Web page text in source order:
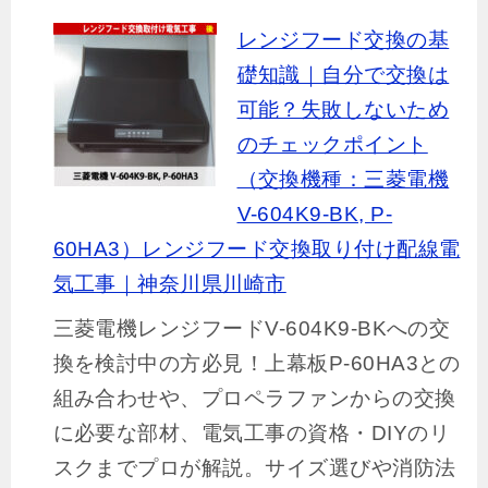
換
気
扇
か
ら
が
し
た
ら
要
注
意！
【川
崎
原
区】
カ
ラ
ス
タ
ン
ダ
ー
レンジフード交換の基
礎知識｜自分で交換は
可能？失敗しないため
のチェックポイント
（交換機種：三菱電機
V-604K9-BK, P-
60HA3）レンジフード交換取り付け配線電
気工事｜神奈川県川崎市
三菱電機レンジフードV-604K9-BKへの交
換を検討中の方必見！上幕板P-60HA3との
組み合わせや、プロペラファンからの交換
に必要な部材、電気工事の資格・DIYのリ
スクまでプロが解説。サイズ選びや消防法